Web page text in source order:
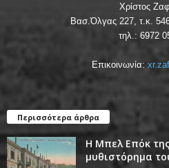
Χρίστος
Βασ.Όλγας 227, τ.κ.
τηλ.: 6972
Επικοινωνία:
Περισσότερα άρθρα
Η Μπελ Επόκ
μυθιστόρημα